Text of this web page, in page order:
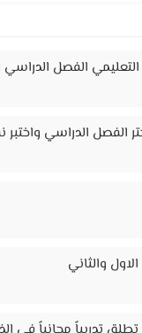
الفصل الدراسي
الفصل الدراسي
والثاني